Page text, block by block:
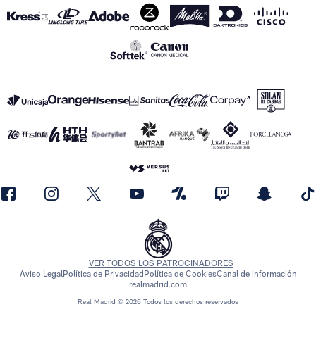
Real Madrid © 2026 Todos los derechos reservados
VER TODOS LOS PATROCINADORES
Aviso LegalPolítica de Privacidad Política de CookiesCanal de información
realmadrid.com